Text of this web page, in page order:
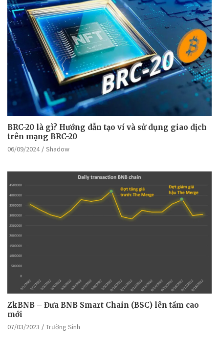
BRC-20 là gì? Hướng dẫn tạo ví và sử dụng giao dịch
trên mạng BRC-20
06/09/2024 Shadow
ZkBNB – Đưa BNB Smart Chain (BSC) lên tầm cao
mới
07/03/2023 Trường Sinh